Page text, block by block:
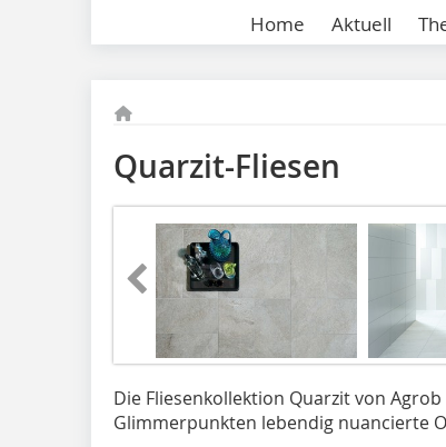
Home Aktuell
Quarzit-Fliesen
Die Fliesenkollektion Quarzit von
Glimmerpunkten lebendig nuancierte